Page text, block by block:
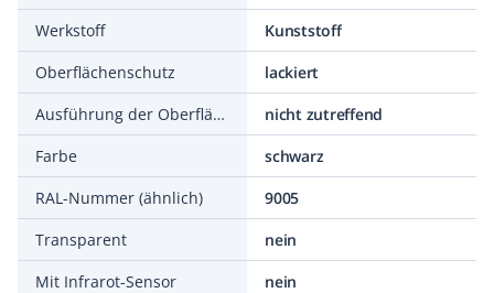
Werkstoff
Kunststoff
Oberflächenschutz
lackiert
Ausführung der Oberfläche
nicht zutreffend
Farbe
schwarz
RAL-Nummer (ähnlich)
9005
Transparent
nein
Mit Infrarot-Sensor
nein